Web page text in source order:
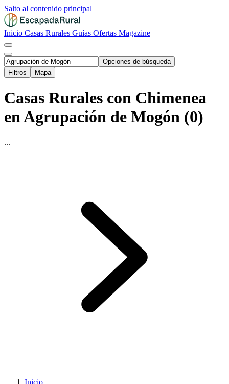
Salto al contenido principal
Inicio Casas Rurales Guías Ofertas Magazine
Opciones de búsqueda
Filtros
Mapa
Casas Rurales con Chimenea
en Agrupación de Mogón (0)
...
Inicio